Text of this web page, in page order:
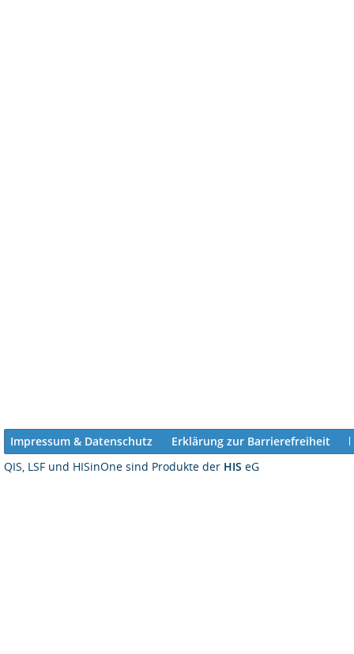
Impressum & Datenschutz
Erklärung zur Barrierefreiheit
QIS, LSF und HISinOne sind Produkte der HIS eG